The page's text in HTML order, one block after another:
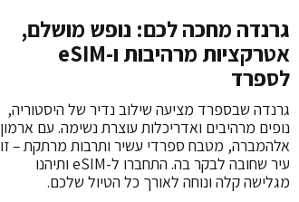
גרנדה מחכה לכם: נופש מושלם,
אטרקציות מרהיבות ו-eSIM
לספרד
גרנדה שבספרד מציעה שילוב נדיר של היסטוריה,
נופים מרהיבים ואדריכלות עוצרת נשימה. עם ארמון
אלהמברה, מטבח ספרדי עשיר ותרבות מרתקת – זו
עיר שחובה לבקר בה. התחברו ל-eSIM ותיהנו
מגלישה קלה ונוחה לאורך כל הטיול שלכם.